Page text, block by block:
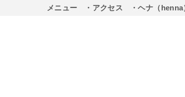
メニュー ・アクセス ・ヘナ（henna